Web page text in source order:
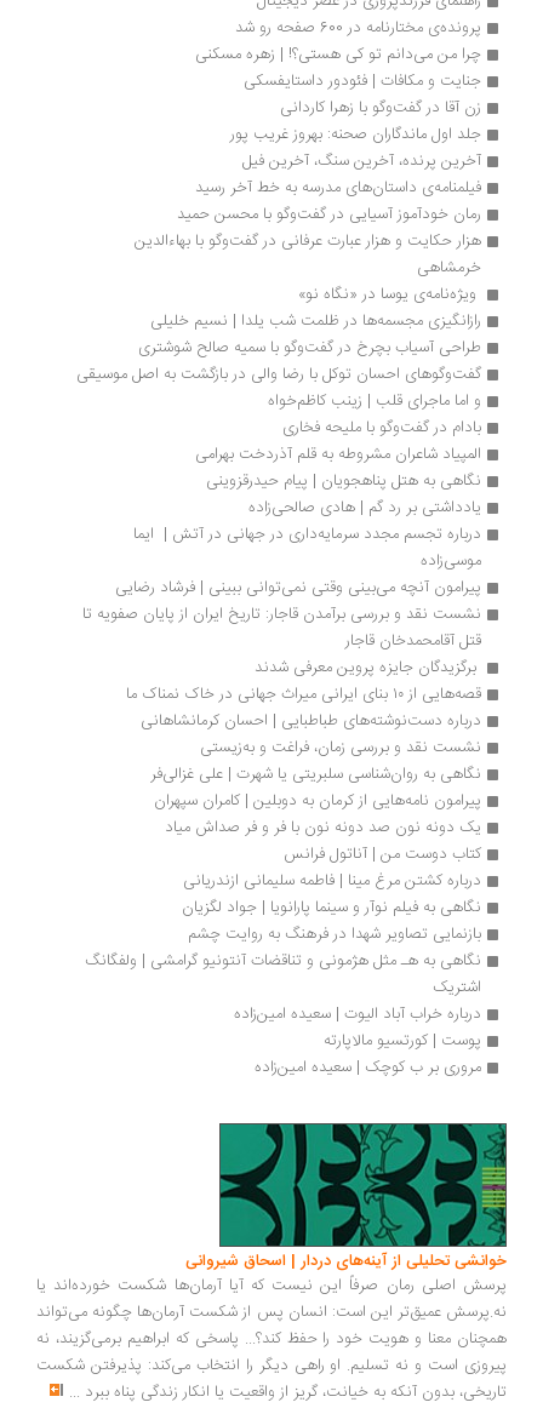
پرونده‌ی مختارنامه در 600 صفحه رو شد
چرا من می‌دانم تو کی هستی؟! | زهره مسکنی
جنایت و مکافات | فئودور داستایفسکی
زن آقا در گفت‌وگو با زهرا کاردانی
جلد اول ماندگاران صحنه: بهروز غریب پور
آخرین پرنده، آخرین سنگ، آخرین فیل
فیلمنامه‌ی داستان‌های مدرسه به خط آخر رسید
رمان خودآموز آسیایی در گفت‌وگو با محسن حمید
خرمشاهی
ویژه‌نامه‌ی یوسا در «نگاه نو»
رازانگیزی مجسمه‌ها در ظلمت شب یلدا | نسیم خلیلی
طراحی آسیاب بچرخ در گفت‌وگو با سمیه صالح شوشتری
گفت‌وگوهای احسان توکل با رضا والی در بازگشت به اصل موسیقی
و اما ماجرای قلب | زینب کاظم‌خواه
بادام در گفت‌وگو با ملیحه فخاری
المپیاد شاعران مشروطه به قلم آذردخت بهرامی
نگاهی به هتل پناهجویان | پیام حیدرقزوینی
یادداشتی بر رد گم | هادی صالحی‌زاده
موسی‌زاده
پیرامون آنچه می‌بینی وقتی نمی‌توانی ببینی | فرشاد رضایی
قتل آقامحمدخان قاجار
برگزیدگان جایزه پروین معرفی شدند
قصه‌هایی از ۱۰ بنای ایرانی میراث جهانی در خاک نمناک ما
درباره دست‌نوشته‌های طباطبایی | احسان کرمانشاهانی
نشست نقد و بررسی زمان، فراغت و به‌زیستی
نگاهی به روان‌شناسی سلبریتی یا شهرت | علی غزالی‌فر
پیرامون نامه‌هایی از کرمان به دوبلین | کامران سپهران
یک دونه نون صد دونه نون با فر و فر صداش میاد
کتاب دوست من | آناتول فرانس
درباره کشتن مرغ مینا | فاطمه سلیمانی ازندریانی
نگاهی به فیلم نوآر و سینما پارانویا | جواد لگزیان
بازنمایی تصاویر شهدا در فرهنگ به روایت چشم
اشتریک
درباره خراب آباد الیوت | سعیده امین‌زاده
پوست | کورتسیو مالاپارته
مروری بر ب کوچک | سعیده امین‌زاده
خوانشی تحلیلی از آینه‌های دردار | اسحاق شیروانی
پرسش اصلی رمان صرفاً این نیست که آیا آرمان‌ها شکست خورده‌اند یا
نه.پرسش عمیق‌تر این است: انسان پس از شکست آرمان‌ها چگونه می‌تواند
همچنان معنا و هویت خود را حفظ کند؟... پاسخی که ابراهیم برمی‌گزیند، نه
پیروزی است و نه تسلیم. او راهی دیگر را انتخاب می‌کند: پذیرفتن شکست
تاریخی، بدون آنکه به خیانت، گریز از واقعیت یا انکار زندگی پناه ببرد ...